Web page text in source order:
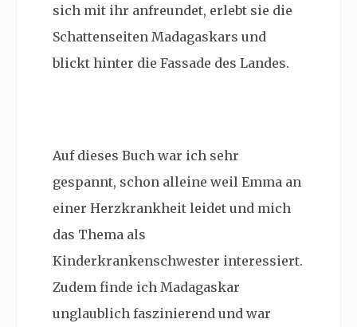
sich mit ihr anfreundet, erlebt sie die
Schattenseiten Madagaskars und
blickt hinter die Fassade des Landes.
Auf dieses Buch war ich sehr
gespannt, schon alleine weil Emma an
einer Herzkrankheit leidet und mich
das Thema als
Kinderkrankenschwester interessiert.
Zudem finde ich Madagaskar
unglaublich faszinierend und war